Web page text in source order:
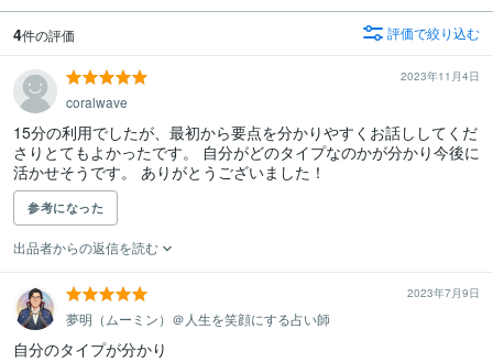
4件の評価 評価で絞り込む
2023年11月4日
coralwave
15分の利用でしたが、最初から要点を分かりやすくお話ししてくだ
さりとてもよかったです。 自分がどのタイプなのかが分かり今後に
活かせそうです。 ありがとうございました！
参考になった
出品者からの返信を読む
2023年7月9日
夢明（ムーミン）＠人生を笑顔にする占い師
自分のタイプが分かり